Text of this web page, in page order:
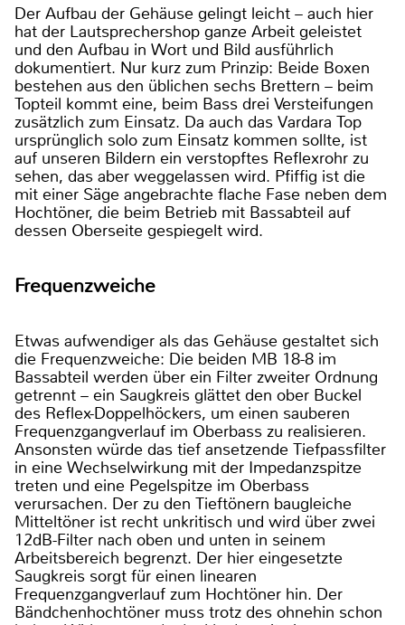
Der Aufbau der Gehäuse gelingt leicht – auch hier
hat der Lautsprechershop ganze Arbeit geleistet
und den Aufbau in Wort und Bild ausführlich
dokumentiert. Nur kurz zum Prinzip: Beide Boxen
bestehen aus den üblichen sechs Brettern – beim
Topteil kommt eine, beim Bass drei Versteifungen
zusätzlich zum Einsatz. Da auch das Vardara Top
ursprünglich solo zum Einsatz kommen sollte, ist
auf unseren Bildern ein verstopftes Reflexrohr zu
sehen, das aber weggelassen wird. Pfiffig ist die
mit einer Säge angebrachte flache Fase neben dem
Hochtöner, die beim Betrieb mit Bassabteil auf
dessen Oberseite gespiegelt wird.
Frequenzweiche
Etwas aufwendiger als das Gehäuse gestaltet sich
die Frequenzweiche: Die beiden MB 18-8 im
Bassabteil werden über ein Filter zweiter Ordnung
getrennt – ein Saugkreis glättet den ober Buckel
des Reflex-Doppelhöckers, um einen sauberen
Frequenzgangverlauf im Oberbass zu realisieren.
Ansonsten würde das tief ansetzende Tiefpassfilter
in eine Wechselwirkung mit der Impedanzspitze
treten und eine Pegelspitze im Oberbass
verursachen. Der zu den Tieftönern baugleiche
Mitteltöner ist recht unkritisch und wird über zwei
12dB-Filter nach oben und unten in seinem
Arbeitsbereich begrenzt. Der hier eingesetzte
Saugkreis sorgt für einen linearen
Frequenzgangverlauf zum Hochtöner hin. Der
Bändchenhochtöner muss trotz des ohnehin schon